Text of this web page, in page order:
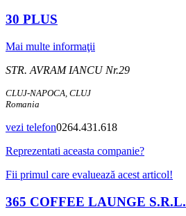
30 PLUS
Mai multe informaţii
STR. AVRAM IANCU Nr.29
CLUJ-NAPOCA, CLUJ
Romania
vezi telefon0264.431.618
Reprezentati aceasta companie?
Fii primul care evaluează acest articol!
365 COFFEE LAUNGE S.R.L.